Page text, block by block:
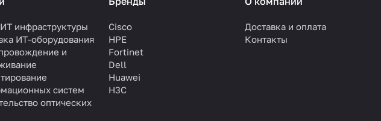
инфраструктуры
ИТ-оборудования
и
систем
оптических
Cisco
HPE
Fortinet
Dell
Huawei
H3C
Доставка и оплата
Контакты